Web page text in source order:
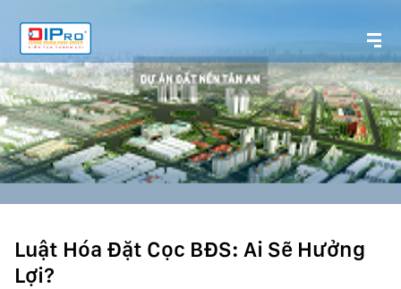
Luật Hóa Đặt Cọc BĐS: Ai Sẽ Hưởng
Lợi?